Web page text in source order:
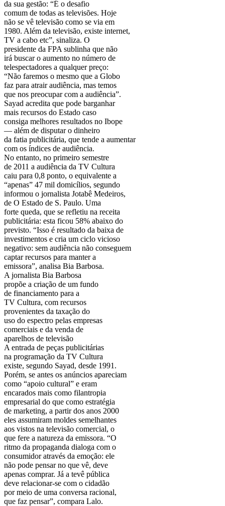
da sua gestão: “É o desafio
comum de todas as televisões. Hoje
não se vê televisão como se via em
1980. Além da televisão, existe internet,
TV a cabo etc”, sinaliza. O
presidente da FPA sublinha que não
irá buscar o aumento no número de
telespectadores a qualquer preço:
“Não faremos o mesmo que a Globo
faz para atrair audiência, mas temos
que nos preocupar com a audiência”.
Sayad acredita que pode barganhar
mais recursos do Estado caso
consiga melhores resultados no Ibope
— além de disputar o dinheiro
da fatia publicitária, que tende a aumentar
com os índices de audiência.
No entanto, no primeiro semestre
de 2011 a audiência da TV Cultura
caiu para 0,8 ponto, o equivalente a
“apenas” 47 mil domicílios, segundo
informou o jornalista Jotabê Medeiros,
de O Estado de S. Paulo. Uma
forte queda, que se refletiu na receita
publicitária: esta ficou 58% abaixo do
previsto. “Isso é resultado da baixa de
investimentos e cria um ciclo vicioso
negativo: sem audiência não conseguem
captar recursos para manter a
emissora”, analisa Bia Barbosa.
A jornalista Bia Barbosa
propõe a criação de um fundo
de financiamento para a
TV Cultura, com recursos
provenientes da taxação do
uso do espectro pelas empresas
comerciais e da venda de
aparelhos de televisão
A entrada de peças publicitárias
na programação da TV Cultura
existe, segundo Sayad, desde 1991.
Porém, se antes os anúncios apareciam
como “apoio cultural” e eram
encarados mais como filantropia
empresarial do que como estratégia
de marketing, a partir dos anos 2000
eles assumiram moldes semelhantes
aos vistos na televisão comercial, o
que fere a natureza da emissora. “O
ritmo da propaganda dialoga com o
consumidor através da emoção: ele
não pode pensar no que vê, deve
apenas comprar. Já a tevê pública
deve relacionar-se com o cidadão
por meio de uma conversa racional,
que faz pensar”, compara Lalo.